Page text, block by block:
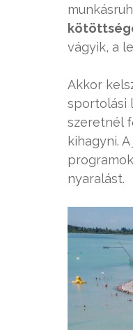
vágyik, a
Akkor
sportolási
szeretnél
kihagyni.
nyaralást.